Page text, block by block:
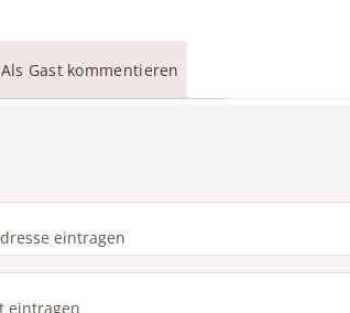
Als Gast kommentieren